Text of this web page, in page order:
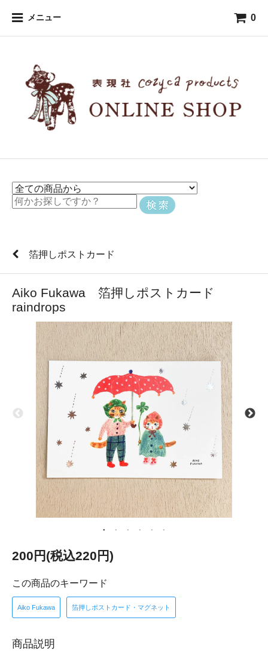
メニュー 0
箔押しポストカード
Aiko Fukawa 箔押しポストカード
raindrops
200円(税込220円)
この商品のキーワード
Aiko Fukawa 箔押しポストカード・マグネット
商品説明